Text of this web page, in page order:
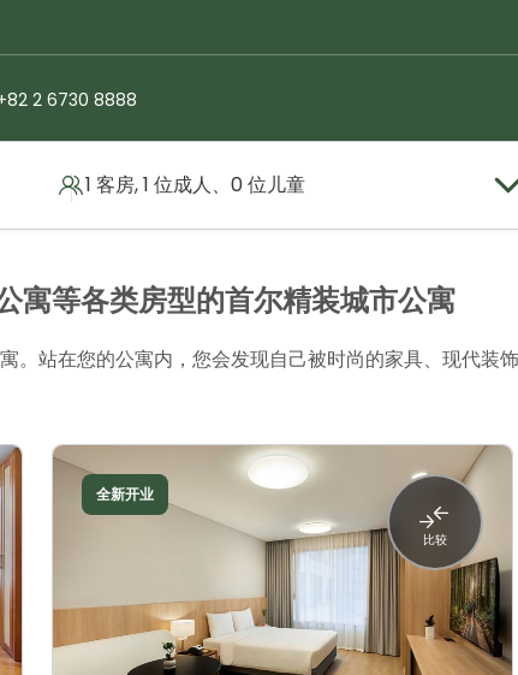
1 客房, 1 位成人、0 位儿童
2 6730 8888
寓等各类房型的首尔精装城市公寓
。站在您的公寓内，您会发现自己被时尚的家具、现代装
全新开业
比较